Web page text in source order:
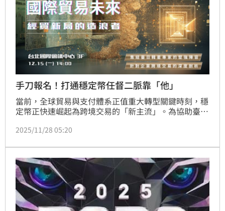
手刀報名！打通穩定幣任督二脈靠「他」
當前，全球貿易與支付體系正值重大轉型關鍵時刻，穩
定幣正快速崛起為跨境交易的「新主流」。為協助臺灣
月15日於台北國際會議中心舉辦「穩定幣與國際貿易未
向的知識平台。
2025/11/28 05:20